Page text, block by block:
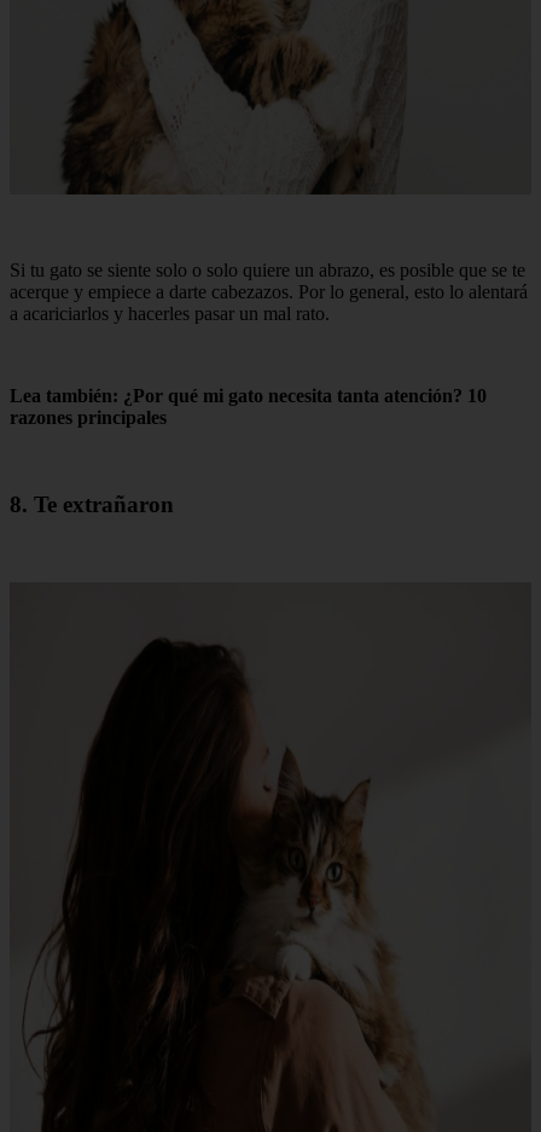
Si tu gato se siente solo o solo quiere un abrazo, es posible que se te
acerque y empiece a darte cabezazos. Por lo general, esto lo alentará
a acariciarlos y hacerles pasar un mal rato.
Lea también: ¿Por qué mi gato necesita tanta atención? 10
razones principales
8. Te extrañaron